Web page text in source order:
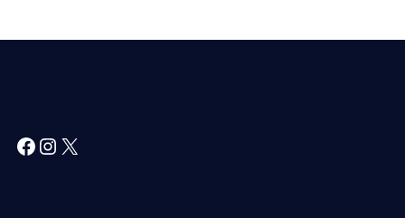
Facebook
Instagram
X